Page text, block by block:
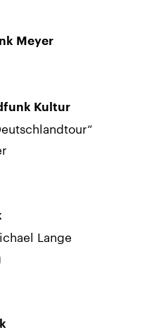
Meyer
Kultur
Lange